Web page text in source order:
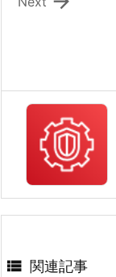
 関連記事